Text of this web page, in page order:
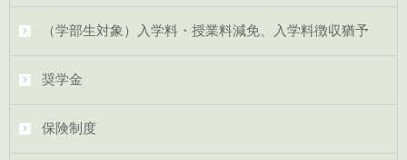
（学部生対象）入学料・授業料減免、入学料徴収猶予
奨学金
保険制度